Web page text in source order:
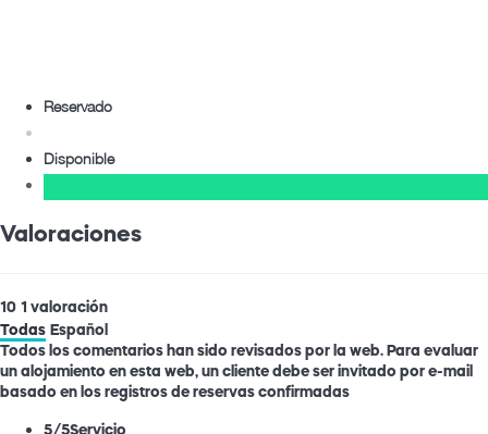
Reservado
Disponible
Valoraciones
10 1 valoración
Todas Español
Todos los comentarios han sido revisados por la web. Para evaluar
un alojamiento en esta web, un cliente debe ser invitado por e-mail
basado en los registros de reservas confirmadas
5/5Servicio